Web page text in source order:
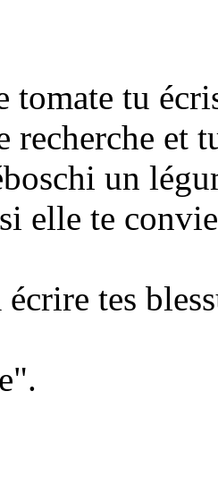
tomate tu
recherche et
un
elle te
tes